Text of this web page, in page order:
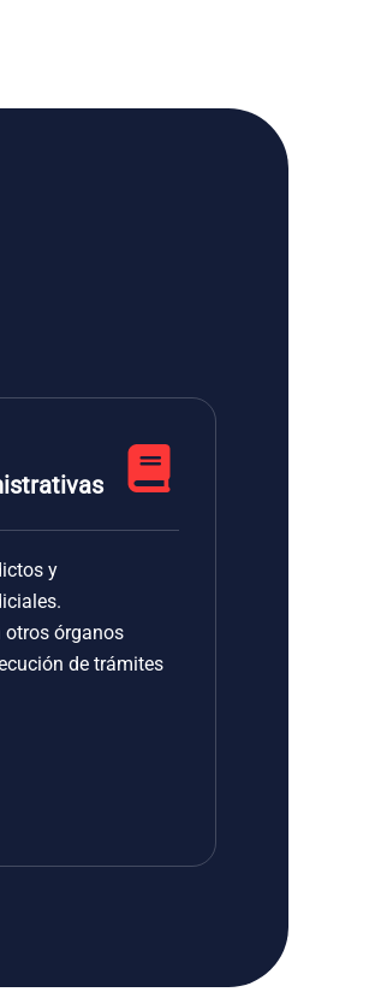
y
otros órganos
de trámites